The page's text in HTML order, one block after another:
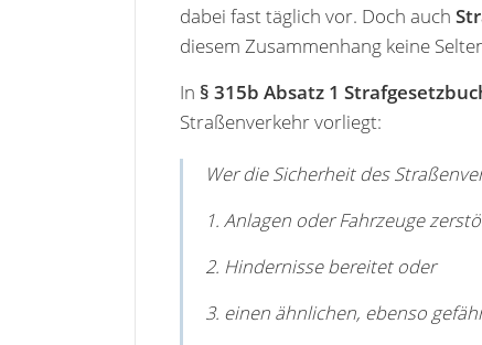
dabei fast täglich vor. Doch auch
diesem Zusammenhang keine
In § 315b Absatz 1
Straßenverkehr vorliegt:
Wer die Sicherheit des
1. Anlagen oder Fahrzeuge
2. Hindernisse bereitet oder
3. einen ähnlichen, ebenso